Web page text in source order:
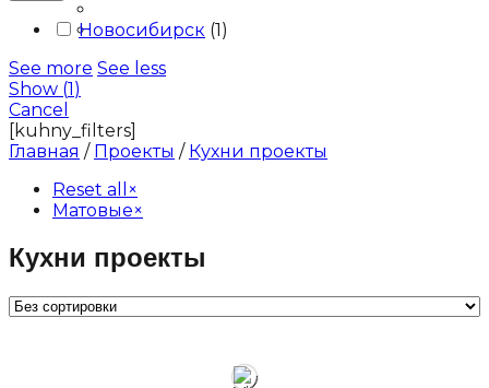
Контакты
Новосибирск (1)
See more See less
Show (1)
Cancel
[kuhny_filters]
Главная / Проекты / Кухни проекты
Reset all
×
Матовые×
Кухни проекты